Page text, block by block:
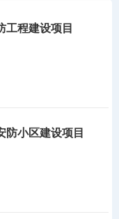
工程建设项目
防小区建设项目